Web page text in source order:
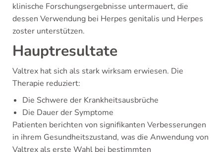
klinische Forschungsergebnisse untermauert, die
dessen Verwendung bei Herpes genitalis und Herpes
zoster unterstützen.
Hauptresultate
Valtrex hat sich als stark wirksam erwiesen. Die
Therapie reduziert:
Die Schwere der Krankheitsausbrüche
Die Dauer der Symptome
Patienten berichten von signifikanten Verbesserungen
in ihrem Gesundheitszustand, was die Anwendung von
Valtrex als erste Wahl bei bestimmten